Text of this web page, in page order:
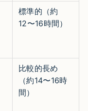
標準的（約
12〜16時間）
比較的長め
（約14〜16時
間）